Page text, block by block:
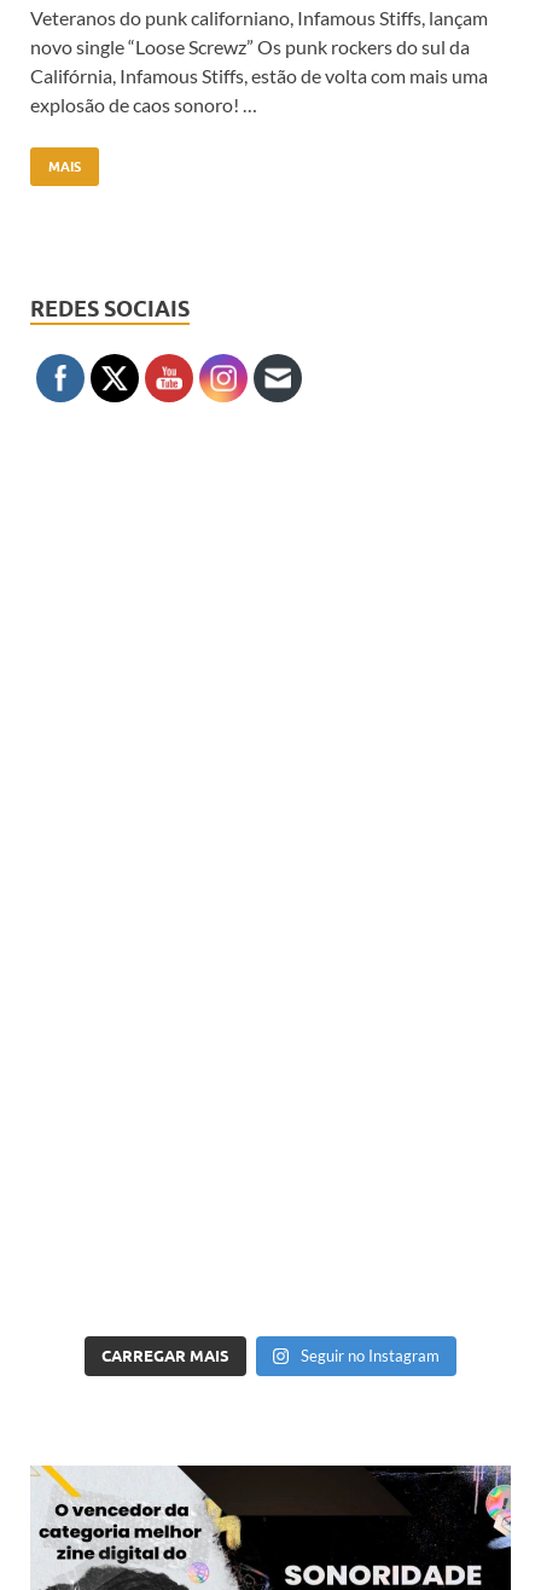
Veteranos do punk californiano, Infamous Stiffs, lançam
novo single “Loose Screwz” Os punk rockers do sul da
Califórnia, Infamous Stiffs, estão de volta com mais uma
explosão de caos sonoro! …
MAIS
REDES SOCIAIS
CARREGAR MAIS Seguir no Instagram